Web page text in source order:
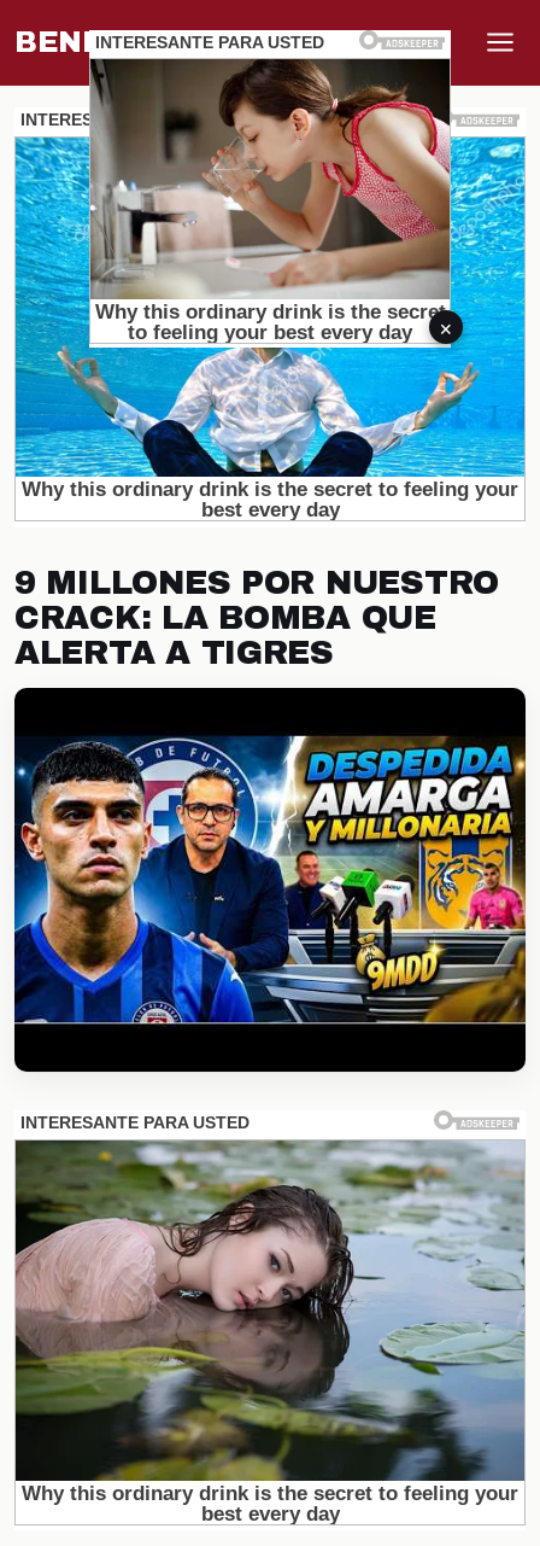
BENEFI.MUNDO
9 MILLONES POR NUESTRO
CRACK: LA BOMBA QUE
ALERTA A TIGRES
×